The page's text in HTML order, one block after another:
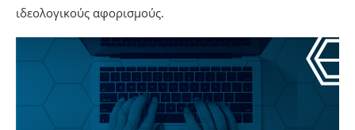
ιδεολογικούς αφορισμούς.